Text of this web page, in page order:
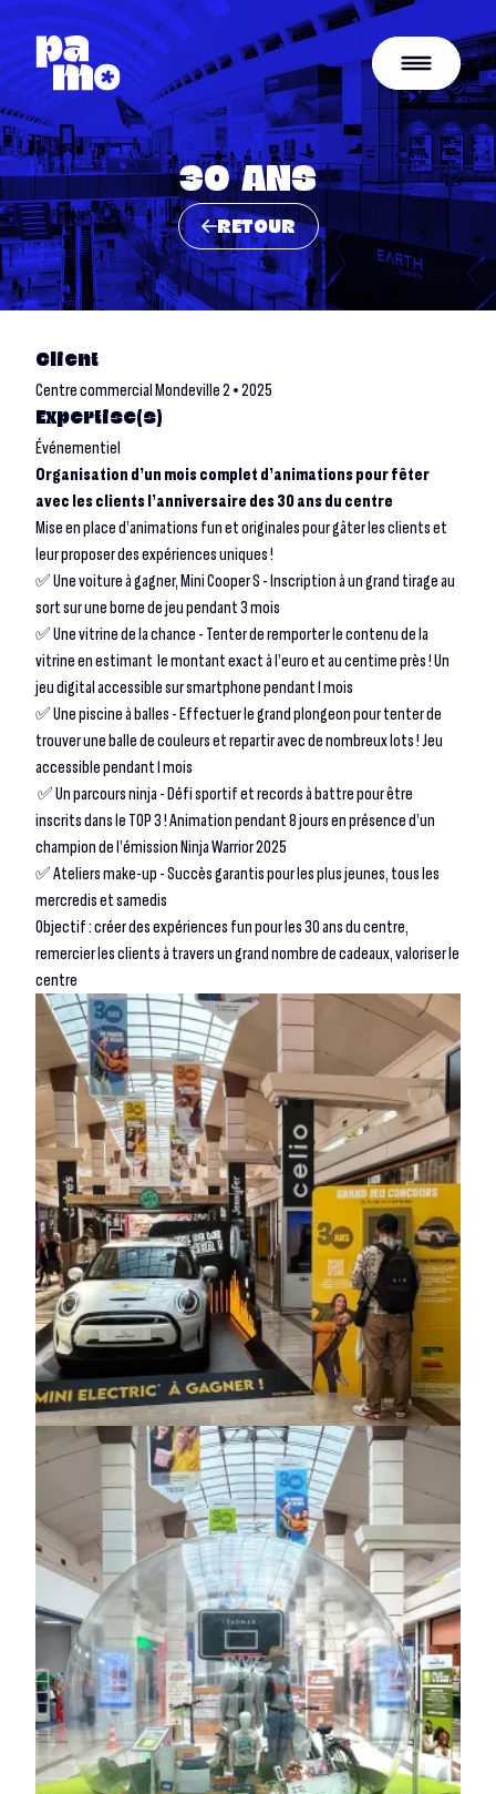
30 ANS
RETOUR
Client
Centre commercial Mondeville 2 • 2025
Expertise(s)
Événementiel
Organisation d’un mois complet d’animations pour fêter
avec les clients l’anniversaire des 30 ans du centre
Mise en place d’animations fun et originales pour gâter les clients et
leur proposer des expériences uniques !
✅ Une voiture à gagner, Mini Cooper S - Inscription à un grand tirage au
sort sur une borne de jeu pendant 3 mois
✅ Une vitrine de la chance - Tenter de remporter le contenu de la
vitrine en estimant le montant exact à l’euro et au centime près ! Un
jeu digital accessible sur smartphone pendant 1 mois
✅ Une piscine à balles - Effectuer le grand plongeon pour tenter de
trouver une balle de couleurs et repartir avec de nombreux lots ! Jeu
accessible pendant 1 mois
✅ Un parcours ninja - Défi sportif et records à battre pour être
inscrits dans le TOP 3 ! Animation pendant 8 jours en présence d’un
champion de l’émission Ninja Warrior 2025
✅ Ateliers make-up - Succès garantis pour les plus jeunes, tous les
mercredis et samedis
Objectif : créer des expériences fun pour les 30 ans du centre,
remercier les clients à travers un grand nombre de cadeaux, valoriser le
centre